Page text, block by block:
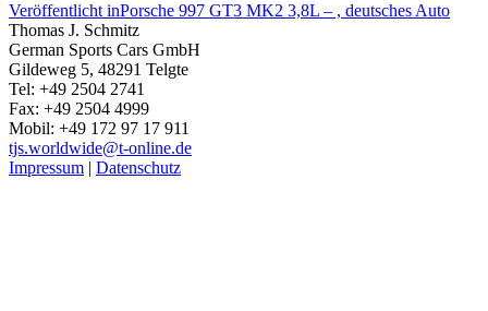
Veröffentlicht inPorsche 997 GT3 MK2 3,8L – , deutsches Auto
Thomas J. Schmitz
German Sports Cars GmbH
Gildeweg 5, 48291 Telgte
Tel: +49 2504 2741
Fax: +49 2504 4999
Mobil: +49 172 97 17 911
tjs.worldwide@t-online.de
Impressum | Datenschutz